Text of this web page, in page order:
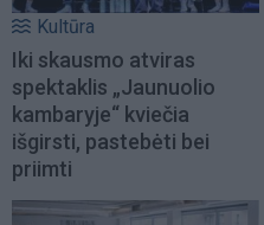
Kultūra
Iki skausmo atviras
spektaklis „Jaunuolio
kambaryje“ kviečia
išgirsti, pastebėti bei
priimti